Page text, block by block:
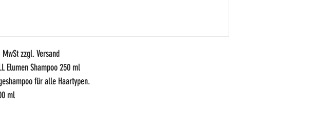
zzgl. Versand
Elumen Shampoo 250 ml
für alle Haartypen.
ml